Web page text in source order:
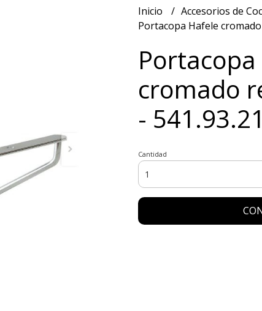
Inicio Accesorios de
Portacopa Hafele
cromado
-
Cantidad